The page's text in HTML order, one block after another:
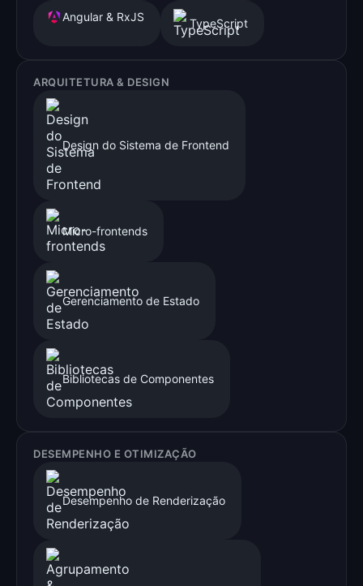
Angular & RxJS TypeScript
ARQUITETURA & DESIGN
Design do Sistema de Frontend
Micro-frontends
Gerenciamento de Estado
Bibliotecas de Componentes
DESEMPENHO E OTIMIZAÇÃO
Desempenho de Renderização